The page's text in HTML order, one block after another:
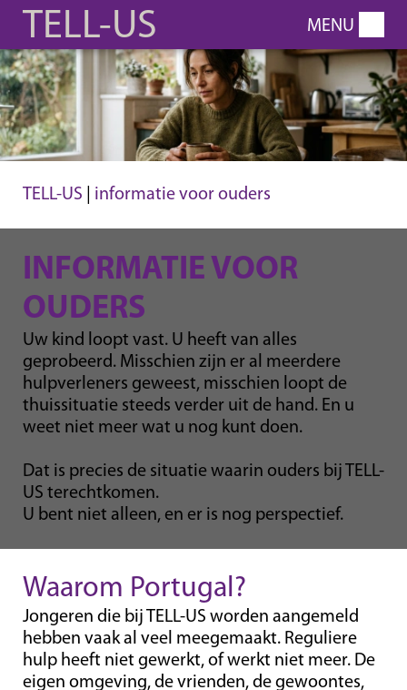
TELL-US
TELL-US informatie voor ouders
INFORMATIE VOOR
OUDERS
Uw kind loopt vast. U heeft van alles
geprobeerd. Misschien zijn er al meerdere
hulpverleners geweest, misschien loopt de
thuissituatie steeds verder uit de hand. En u
weet niet meer wat u nog kunt doen.
Dat is precies de situatie waarin ouders bij TELL-
US terechtkomen.
U bent niet alleen, en er is nog perspectief.
Waarom Portugal?
Jongeren die bij TELL-US worden aangemeld
hebben vaak al veel meegemaakt. Reguliere
hulp heeft niet gewerkt, of werkt niet meer. De
eigen omgeving, de vrienden, de gewoontes,
jeugdhulpverlening
>
Pedagogisch Ervarend Leren
(12 -21 jaar), Quinta Do
Cerro
Pedagogisch Ervarend Leer
Preventief Ervarend Leren
jaar)
Preventief Ervarend Leren
Programma voor
hoogbegaafden (12+)
Pedagogische Gastgezinnen
Crisisinterventie
Ervaringen & aanbevelingen
Kwaliteitsgarantie
AKJ & klachtencommissie